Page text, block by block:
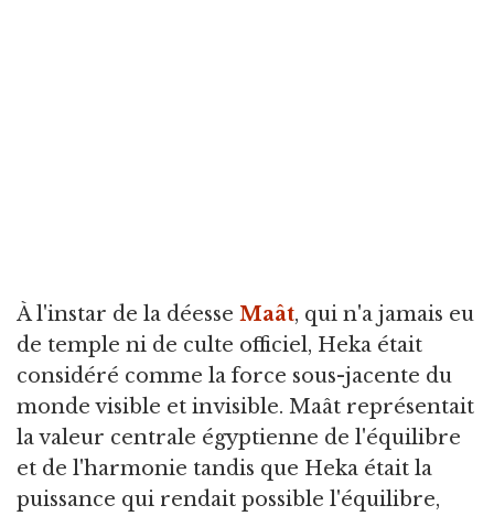
À l'instar de la déesse Maât, qui n'a jamais eu
de temple ni de culte officiel, Heka était
considéré comme la force sous-jacente du
monde visible et invisible. Maât représentait
la valeur centrale égyptienne de l'équilibre
et de l'harmonie tandis que Heka était la
puissance qui rendait possible l'équilibre,